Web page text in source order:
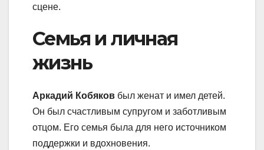
сцене.
Семья и личная
жизнь
Аркадий Кобяков был женат и имел детей.
Он был счастливым супругом и заботливым
отцом. Его семья была для него источником
поддержки и вдохновения.